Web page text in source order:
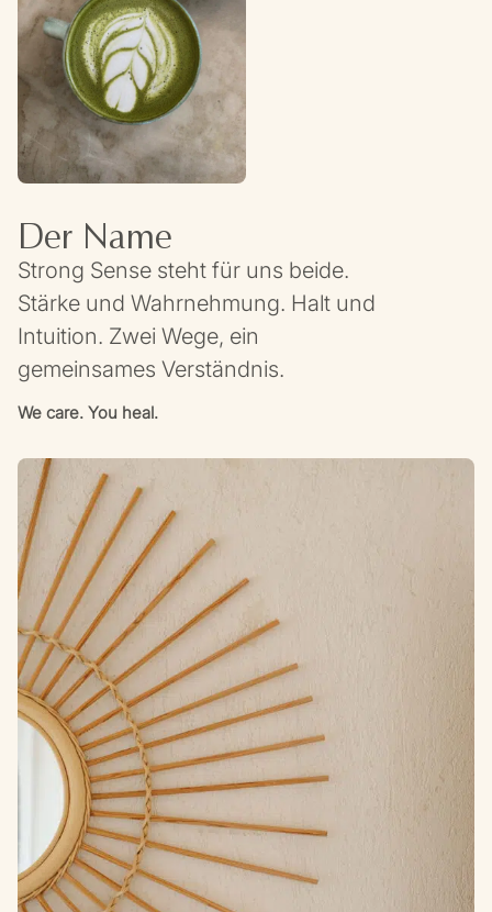
Der Name
Strong Sense steht für uns beide.
Stärke und Wahrnehmung. Halt und
Intuition. Zwei Wege, ein
gemeinsames Verständnis.
We care. You heal.